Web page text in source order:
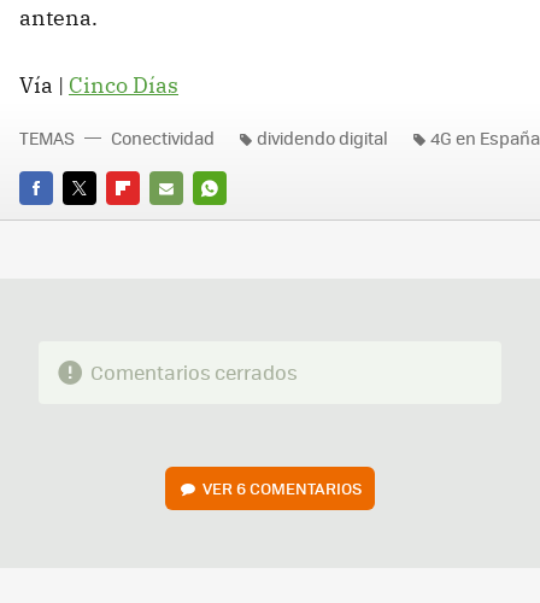
antena.
Vía | Cinco Días
FACEBOOK
TWITTERFLIPBOARD
E-
WHATSAPP
TEMAS Conectividad dividendo digital 4G en España
Comentarios cerrados
VER6 COMENTARIOS